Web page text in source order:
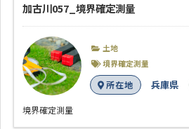
加古川057_境界確定測量
土地
境界確定測量
所在地 兵庫県
境界確定測量